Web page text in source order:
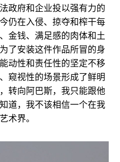
政府和企业投以强有力的
仍在入侵、掠夺和榨干每
金钱、满足感的肉体和土
了安装这件作品所冒的身
动性和责任性的坚定不移
窥视性的场景形成了鲜明
转向阿巴斯，我只能跟他
道，我不该相信一个在我
术界。